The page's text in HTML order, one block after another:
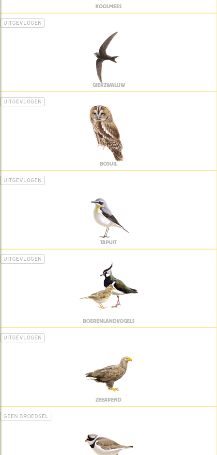
KOOLMEES
UITGEVLOGEN
GIERZWALUW
UITGEVLOGEN
BOSUIL
UITGEVLOGEN
TAPUIT
UITGEVLOGEN
BOERENLANDVOGELS
UITGEVLOGEN
ZEEAREND
GEEN BROEDSEL